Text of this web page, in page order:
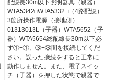
配線長30m以下照明器具（親器）
WTA5342□WTA5332□（4路配線）
3箇所操作電源（接地側）
01313013L（子器）WTA5652（子
器）WTA5654総配線長30m以下必
ず①−①、③−③間を接続してくだ
さい。誤った接続をすると正常に
動作しません。また、電子スイッ
チ（子器）を押した状態で親器で